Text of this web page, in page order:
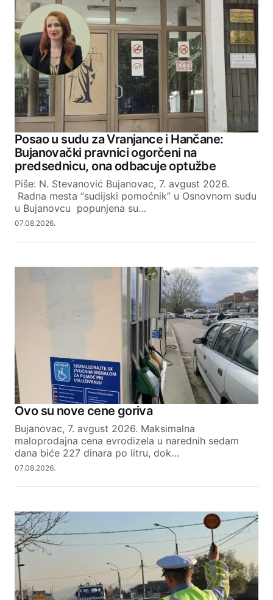
Your email address will not be published.
Required fields are marked
Comment*
Your Name
Your E-mail
SUBMIT COMMENT
Posao u sudu za Vranjance i Hančane:
Bujanovački pravnici ogorčeni na
predsednicu, ona odbacuje optužbe
Piše: N. Stevanović Bujanovac, 7. avgust 2026.
Radna mesta “sudijski pomoćnik” u Osnovnom sudu
u Bujanovcu popunjena su…
07.08.2026.
Ovo su nove cene goriva
Bujanovac, 7. avgust 2026. Maksimalna
maloprodajna cena evrodizela u narednih sedam
dana biće 227 dinara po litru, dok…
07.08.2026.